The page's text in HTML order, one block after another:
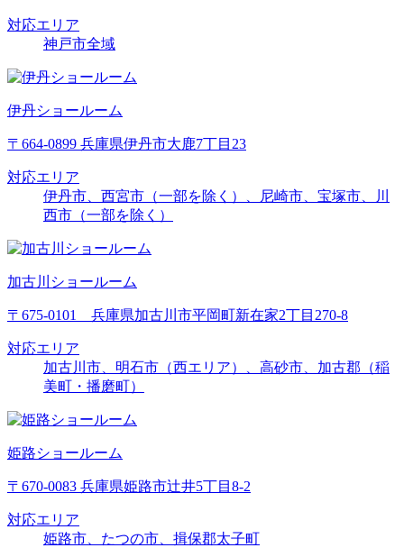
対応エリア
神戸市全域
伊丹ショールーム
〒664-0899 兵庫県伊丹市大鹿7丁目23
対応エリア
伊丹市、西宮市（一部を除く）、尼崎市、宝塚市、川
西市（一部を除く）
加古川ショールーム
〒675-0101 兵庫県加古川市平岡町新在家2丁目270-8
対応エリア
加古川市、明石市（西エリア）、高砂市、加古郡（稲
美町・播磨町）
姫路ショールーム
〒670-0083 兵庫県姫路市辻井5丁目8-2
対応エリア
姫路市、たつの市、揖保郡太子町